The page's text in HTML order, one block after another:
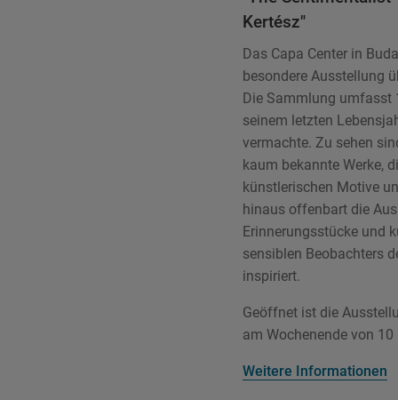
Kertész"
Das Capa Center in
besondere Ausstellung
Die Sammlung umfasst
seinem letzten
vermachte. Zu sehen
kaum bekannte Werke,
künstlerischen Motive
hinaus offenbart die
Erinnerungsstücke und
sensiblen Beobachters
inspiriert.
Geöffnet ist die
am Wochenende von
Weitere Informationen